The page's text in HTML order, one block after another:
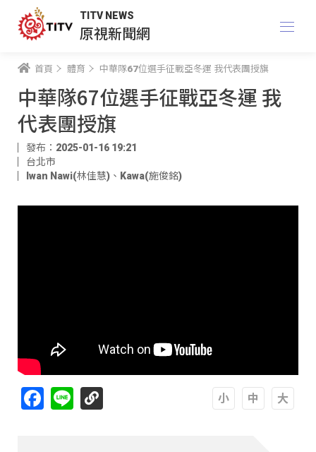
TITV NEWS
原視新聞網
首頁 體育 中華隊67位選手征戰亞冬運 我代表團授旗
中華隊67位選手征戰亞冬運 我
代表團授旗
發布：2025-01-16 19:21
台北市
Iwan Nawi(林佳慧) 、 Kawa(施俊銘)
Facebook
Line